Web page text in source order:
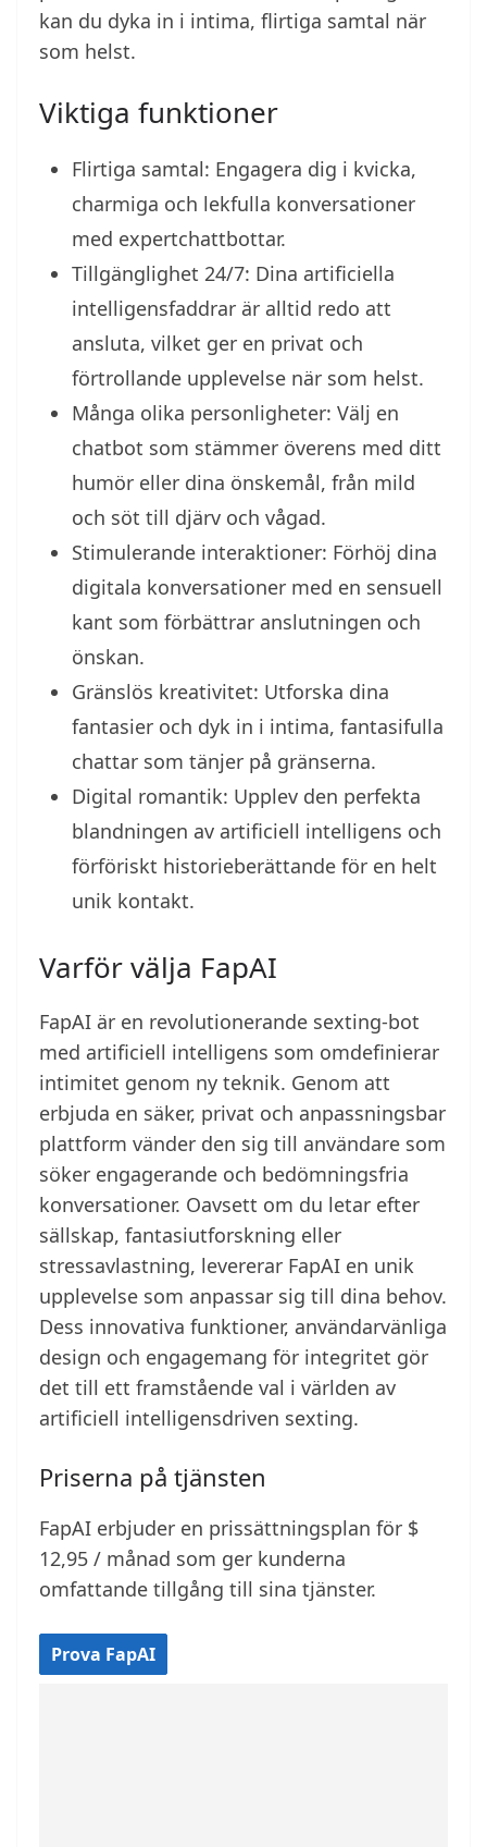
kan du dyka in i intima, flirtiga samtal när
som helst.
Viktiga funktioner
Flirtiga samtal: Engagera dig i kvicka,
charmiga och lekfulla konversationer
med expertchattbottar.
Tillgänglighet 24/7: Dina artificiella
intelligensfaddrar är alltid redo att
ansluta, vilket ger en privat och
förtrollande upplevelse när som helst.
Många olika personligheter: Välj en
chatbot som stämmer överens med ditt
humör eller dina önskemål, från mild
och söt till djärv och vågad.
Stimulerande interaktioner: Förhöj dina
digitala konversationer med en sensuell
kant som förbättrar anslutningen och
önskan.
Gränslös kreativitet: Utforska dina
fantasier och dyk in i intima, fantasifulla
chattar som tänjer på gränserna.
Digital romantik: Upplev den perfekta
blandningen av artificiell intelligens och
förföriskt historieberättande för en helt
unik kontakt.
Varför välja FapAI
FapAI är en revolutionerande sexting-bot
med artificiell intelligens som omdefinierar
intimitet genom ny teknik. Genom att
erbjuda en säker, privat och anpassningsbar
plattform vänder den sig till användare som
söker engagerande och bedömningsfria
konversationer. Oavsett om du letar efter
sällskap, fantasiutforskning eller
stressavlastning, levererar FapAI en unik
upplevelse som anpassar sig till dina behov.
Dess innovativa funktioner, användarvänliga
design och engagemang för integritet gör
det till ett framstående val i världen av
artificiell intelligensdriven sexting.
Priserna på tjänsten
FapAI erbjuder en prissättningsplan för $
12,95 / månad som ger kunderna
omfattande tillgång till sina tjänster.
Prova FapAI